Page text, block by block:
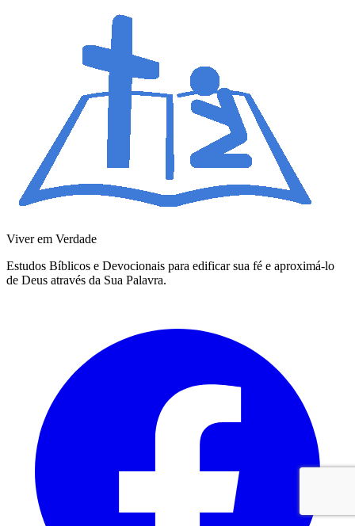
Viver em Verdade
Estudos Bíblicos e Devocionais para edificar sua fé e aproximá-lo
de Deus através da Sua Palavra.